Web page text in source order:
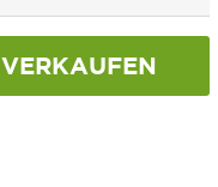
VERKAUFEN